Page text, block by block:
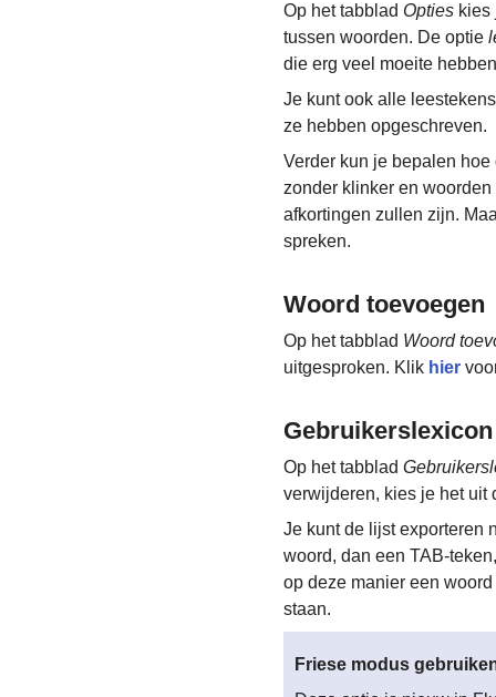
Op het tabblad Opties kies
tussen woorden. De optie
die erg veel moeite
Je kunt ook alle
ze hebben opgeschreven.
Verder kun je bepalen
zonder klinker en
afkortingen zullen zijn.
spreken.
Woord toevoegen
Op het tabblad Woord
uitgesproken. Klik hier
Gebruikerslexicon
Op het tabblad
verwijderen, kies je het
Je kunt de lijst exporteren
woord, dan een TAB-
op deze manier een
staan.
Friese modus